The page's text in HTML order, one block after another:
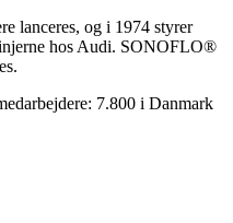
lanceres, og i 1974 styrer
hos Audi. SONOFLO®
7.800 i Danmark